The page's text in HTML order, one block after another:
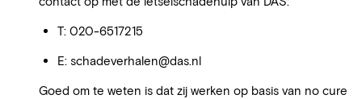
T: 020-6517215
E: schadeverhalen@das.nl
Goed om te weten is dat zij werken op basis van no cure